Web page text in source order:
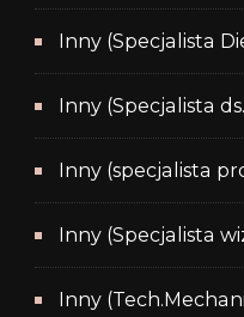
Inny (Specjalista
Inny (Specjalista
Inny (specjalista
Inny (Specjalista
Inny